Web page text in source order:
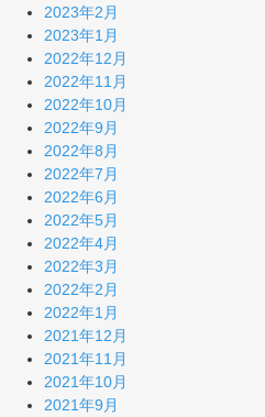
2023年2月
2023年1月
2022年12月
2022年11月
2022年10月
2022年9月
2022年8月
2022年7月
2022年6月
2022年5月
2022年4月
2022年3月
2022年2月
2022年1月
2021年12月
2021年11月
2021年10月
2021年9月